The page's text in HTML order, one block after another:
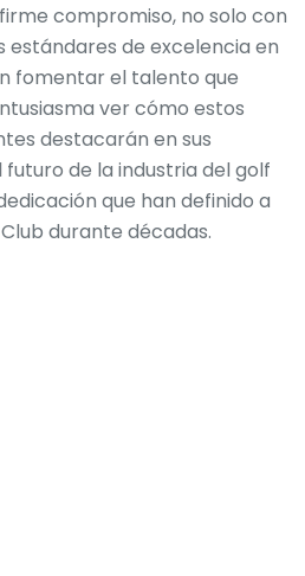
compromiso, no solo con
de excelencia en
fomentar el talento que
ver cómo estos
destacarán en sus
de la industria del golf
que han definido a
durante décadas.